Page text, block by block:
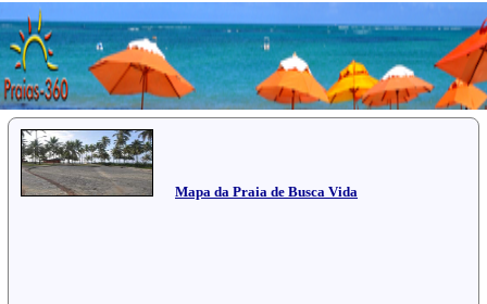
Mapa da Praia de Busca Vida